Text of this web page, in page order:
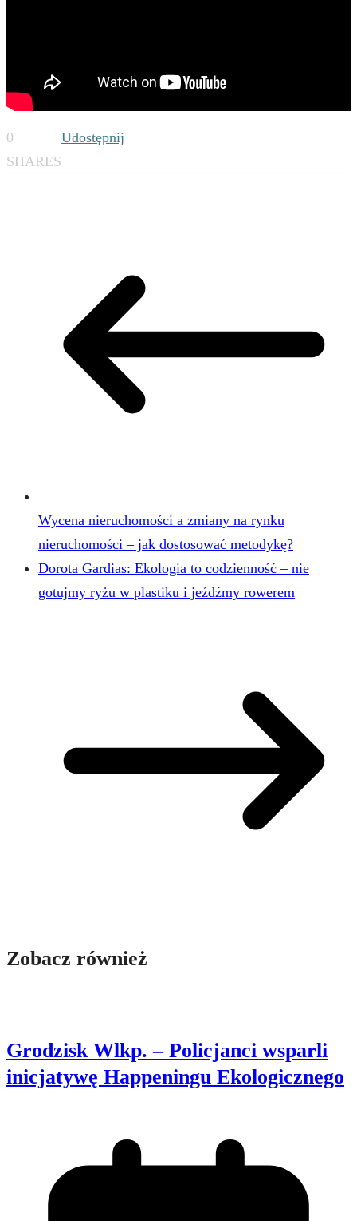
0
SHARES
Udostępnij
Wycena nieruchomości a zmiany na rynku
nieruchomości – jak dostosować metodykę?
Dorota Gardias: Ekologia to codzienność – nie
gotujmy ryżu w plastiku i jeźdźmy rowerem
Zobacz również
Grodzisk Wlkp. – Policjanci wsparli
inicjatywę Happeningu Ekologicznego